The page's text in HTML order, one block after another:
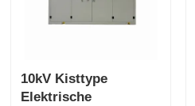
10kV Kisttype
Elektrische